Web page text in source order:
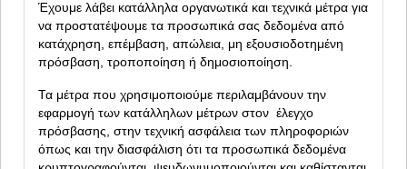
Έχουμε λάβει κατάλληλα οργανωτικά και τεχνικά μέτρα για
να προστατέψουμε τα προσωπικά σας δεδομένα από
κατάχρηση, επέμβαση, απώλεια, μη εξουσιοδοτημένη
πρόσβαση, τροποποίηση ή δημοσιοποίηση.
Τα μέτρα που χρησιμοποιούμε περιλαμβάνουν την
εφαρμογή των κατάλληλων μέτρων στον έλεγχο
πρόσβασης, στην τεχνική ασφάλεια των πληροφοριών
όπως και την διασφάλιση ότι τα προσωπικά δεδομένα